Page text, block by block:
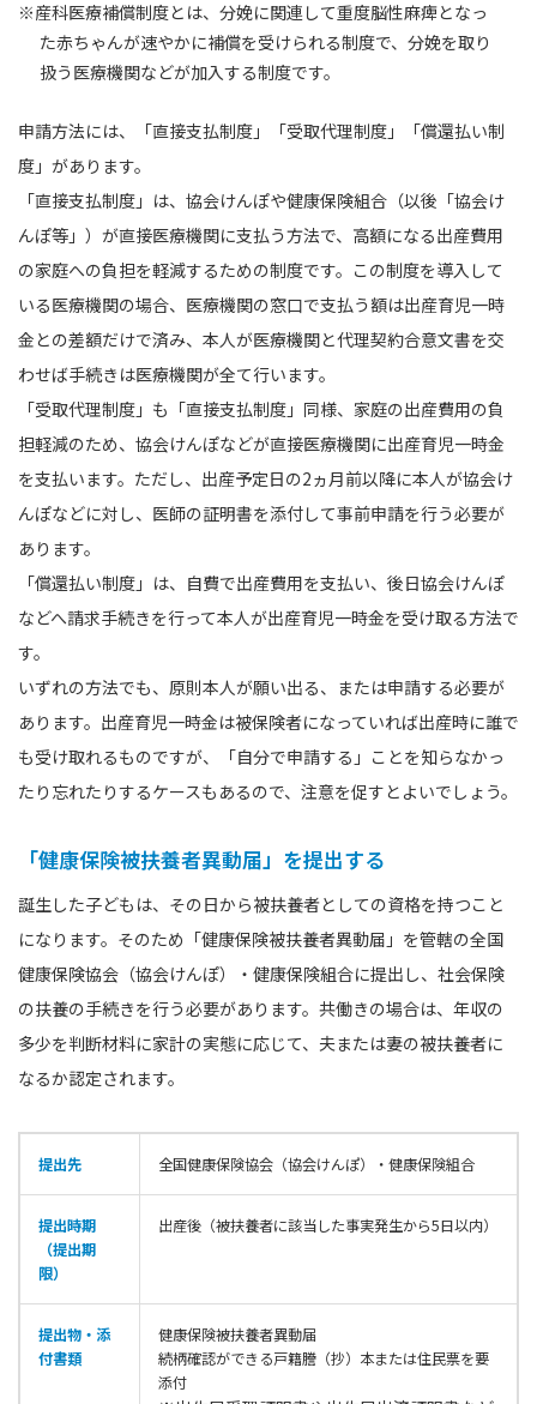
※産科医療補償制度とは、分娩に関連して重度脳性麻痺となっ
た赤ちゃんが速やかに補償を受けられる制度で、分娩を取り
扱う医療機関などが加入する制度です。
申請方法には、「直接支払制度」「受取代理制度」「償還払い制
度」があります。
「直接支払制度」は、協会けんぽや健康保険組合（以後「協会け
んぽ等」）が直接医療機関に支払う方法で、高額になる出産費用
の家庭への負担を軽減するための制度です。この制度を導入して
いる医療機関の場合、医療機関の窓口で支払う額は出産育児一時
金との差額だけで済み、本人が医療機関と代理契約合意文書を交
わせば手続きは医療機関が全て行います。
「受取代理制度」も「直接支払制度」同様、家庭の出産費用の負
担軽減のため、協会けんぽなどが直接医療機関に出産育児一時金
を支払います。ただし、出産予定日の2ヵ月前以降に本人が協会け
んぽなどに対し、医師の証明書を添付して事前申請を行う必要が
あります。
「償還払い制度」は、自費で出産費用を支払い、後日協会けんぽ
などへ請求手続きを行って本人が出産育児一時金を受け取る方法で
す。
いずれの方法でも、原則本人が願い出る、または申請する必要が
あります。出産育児一時金は被保険者になっていれば出産時に誰で
も受け取れるものですが、「自分で申請する」ことを知らなかっ
たり忘れたりするケースもあるので、注意を促すとよいでしょう。
「健康保険被扶養者異動届」を提出する
誕生した子どもは、その日から被扶養者としての資格を持つこと
になります。そのため「健康保険被扶養者異動届」を管轄の全国
健康保険協会（協会けんぽ）・健康保険組合に提出し、社会保険
の扶養の手続きを行う必要があります。共働きの場合は、年収の
多少を判断材料に家計の実態に応じて、夫または妻の被扶養者に
なるか認定されます。
提出先 全国健康保険協会（協会けんぽ）・健康保険組合
提出時期
（提出期
限）
出産後（被扶養者に該当した事実発生から5日以内）
提出物・添
付書類
健康保険被扶養者異動届
続柄確認ができる戸籍謄（抄）本または住民票を要
添付